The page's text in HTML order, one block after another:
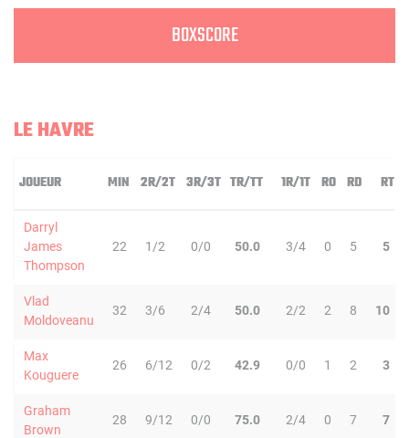
BOXSCORE
LE HAVRE
JOUEUR MIN 2R/2T 3R/3T TR/TT 1R/1T RO RD RT
Darryl
James
Thompson
22 1/2 0/0 50.0 3/4 0 5 5
Vlad
Moldoveanu
32 3/6 2/4 50.0 2/2 2 8 10
Max
Kouguere
26 6/12 0/2 42.9 0/0 1 2 3
Graham
Brown
28 9/12 0/0 75.0 2/4 0 7 7